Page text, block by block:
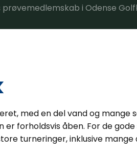
i Odense
med en del vand og mange
er forholdsvis åben. For de
turneringer, inklusive mange